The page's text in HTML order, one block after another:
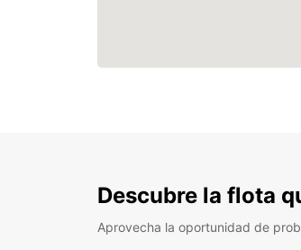
Descubre la flota
Aprovecha la oportunidad de